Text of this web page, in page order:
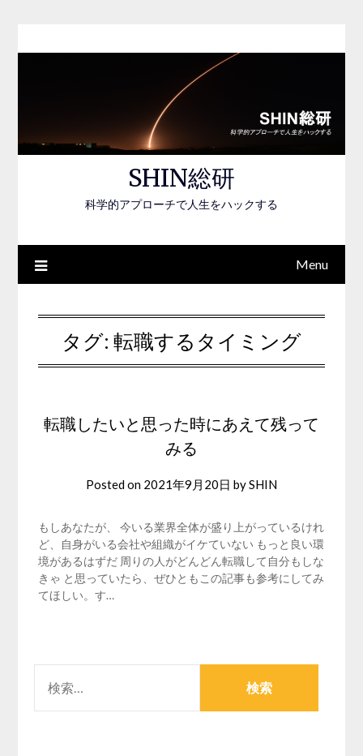
content
SHIN総研
科学的アプローチで人生をハックする
Menu
タグ: 転職するタイミング
転職したいと思った時にあえて残って
みる
Posted on 2021年9月20日 bySHIN
もしあなたが、 今いる業界全体が盛り上がっているけれ
ど、自身がいる会社や組織がイケていない もっと良い環
境があるはずだ 周りの人がどんどん転職して自分もしな
きゃ と思っていたら、ぜひともこの記事も参考にしてみ
てほしい。す…
索: